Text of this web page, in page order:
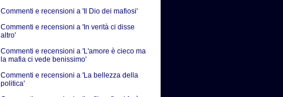
Commenti e recensioni a 'Il Dio dei mafiosi'
Commenti e recensioni a 'In verità ci disse
altro'
Commenti e recensioni a 'L'amore è cieco ma
la mafia ci vede benissimo'
Commenti e recensioni a 'La bellezza della
politica'